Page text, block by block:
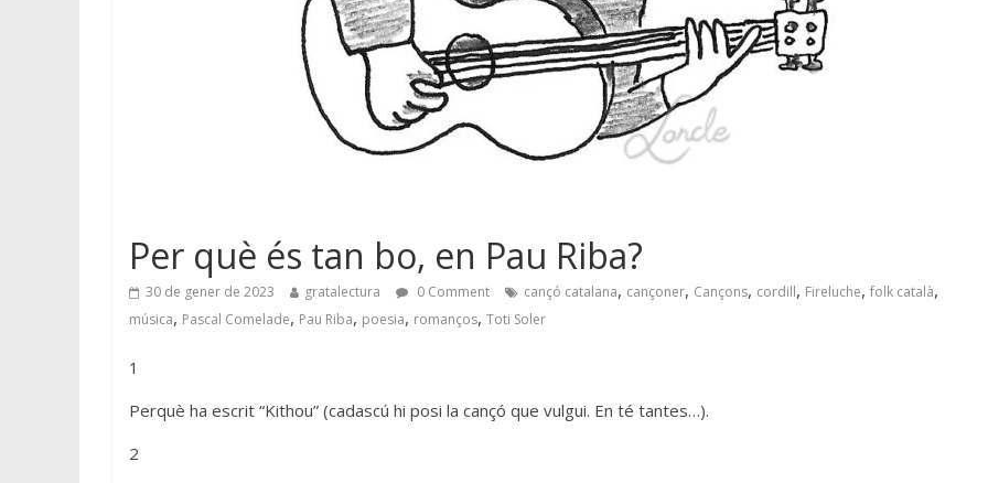
Per què és tan bo, en Pau Riba?
30 de gener de 2023 gratalectura 0 Comment cançó catalana, cançoner, Cançons, cordill, Fireluche, folk català,
música, Pascal Comelade, Pau Riba, poesia, romanços, Toti Soler
1
Perquè ha escrit “Kithou” (cadascú hi posi la cançó que vulgui. En té tantes…).
2